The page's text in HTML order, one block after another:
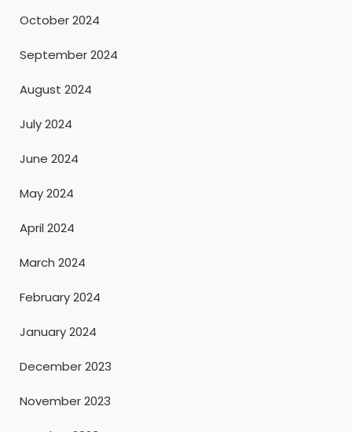
October 2024
September 2024
August 2024
July 2024
June 2024
May 2024
April 2024
March 2024
February 2024
January 2024
December 2023
November 2023